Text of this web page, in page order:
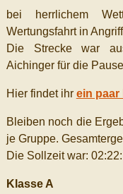
bei herrlichem
Wertungsfahrt in
Die Strecke war
Aichinger für die
Hier findet ihr ein
Bleiben noch die
je Gruppe.
Die Sollzeit war:
Klasse A